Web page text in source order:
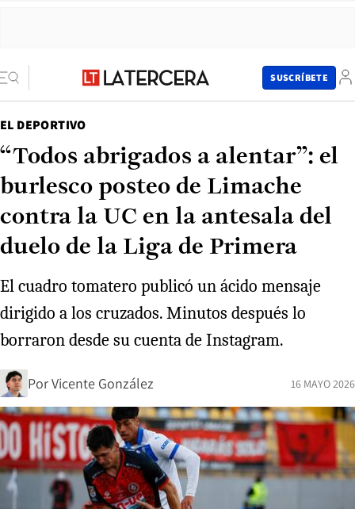
SUSCRÍBETE
EL DEPORTIVO
“Todos abrigados a alentar”: el
burlesco posteo de Limache
contra la UC en la antesala del
duelo de la Liga de Primera
El cuadro tomatero publicó un ácido mensaje
dirigido a los cruzados. Minutos después lo
borraron desde su cuenta de Instagram.
PorVicente González 16 MAYO 2026